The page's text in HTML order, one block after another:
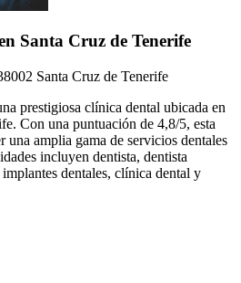
Santa Cruz de Tenerife
Santa Cruz de Tenerife
prestigiosa clínica dental ubicada en
Con una puntuación de 4,8/5, esta
una amplia gama de servicios dentales
incluyen dentista, dentista
dentales, clínica dental y